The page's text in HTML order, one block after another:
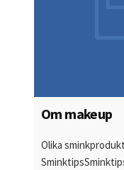
Om makeup
Olika